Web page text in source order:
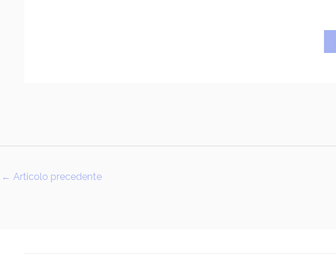
← Articolo precedente